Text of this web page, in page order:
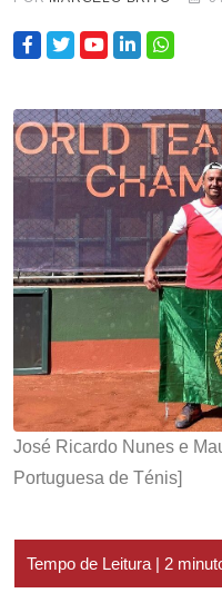
José Ricardo Nunes e
Portuguesa de Ténis]